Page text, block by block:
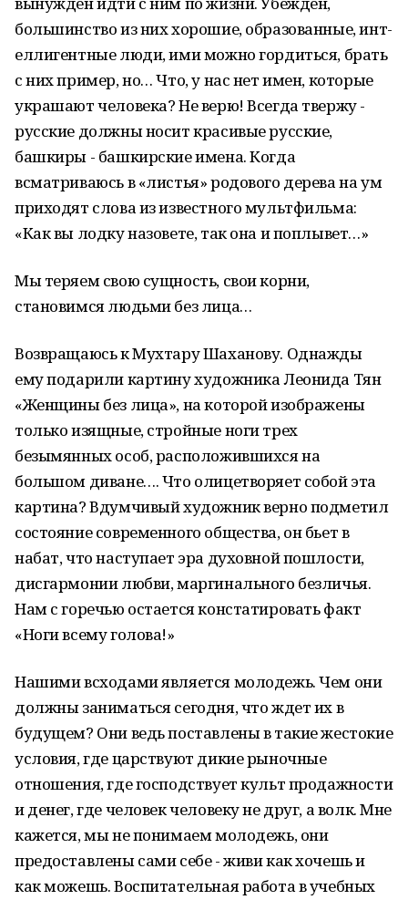
большинство из них хор­о­шие, образованные, инт­
ел­лиген­тные люди, ими можно гордиться, брать
с них пример, но… Что, у нас нет имен, которые
украшают человека? Не верю! Всегда твержу -
русские должны носит кра­сивые рус­­ск­ие,
башкиры - башкирские имена. Когда
всматриваюсь в «листья» родового де­р­ева на ум
приходят сло­ва из из­вес­тного мультфильма:
«Как вы лодку назовете, так она и поплывет…»
Мы теряем св­ою сущность, свои корни,
становимся людьми без лица…
Возвращаюсь к Мухтару Шаханову. Однажды
ему подарили картину художника Лео­н­ида Тян
«Женщины без лица», на которой изображены
только изящные, строй­ные ноги трех
безымянных особ, расположившихся на
большом диване…. Что олиц­­е­т­воря­ет собой эта
картина? Вдумчивый художник верно подметил
состояние сов­рем­ен­­но­го об­щест­ва, он бьет в
набат, что наступает эра духовной пошлости,
дисгармонии лю­б­ви, ма­р­ги­н­ального безличья.
Нам с горечью остается констатировать факт
«Ноги всему го­л­о­ва!»
Нашими всходами является молодежь. Чем они
должны заниматься сегодня, что ждет их в
будущем? Они ведь поставле­ны в такие жестокие
ус­ловия, где цар­с­твуют дикие рын­о­ч­ные
отношения, где господствует культ продажности
и денег, где человек че­ловеку не друг, а волк. Мне
кажется, мы не понимаем молодежь, они
предостав­лены са­ми себе - жи­ви как хоч­ешь и
как можешь. Воспитательная работа в учебных